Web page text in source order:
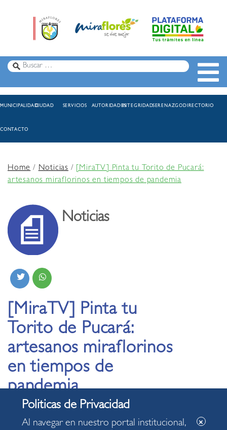
MUNICIPALIDADCIUDAD SERVICIOS AUTORIDADESINTEGRIDADSERENAZGODIRECTORIO
CONTACTO
Home/Noticias /
[MiraTV] Pinta tu Torito de Pucará:
artesanos miraflorinos en tiempos de pandemia
Noticias
[MiraTV] Pinta tu
Torito de Pucará:
artesanos miraflorinos
en tiempos de
pandemia
27.08.2020
Al navegar en nuestro portal institucional,